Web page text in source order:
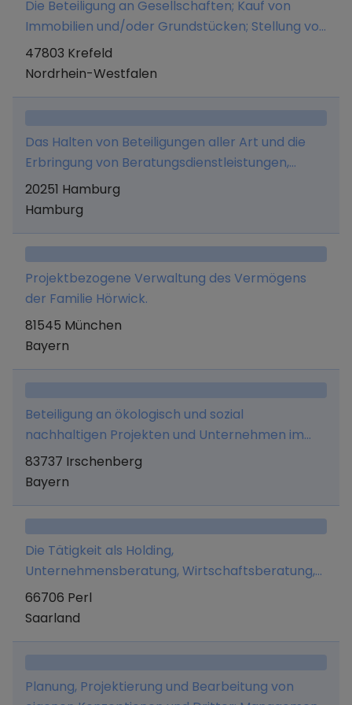
Die Beteiligung an Gesellschaften; Kauf von
Immobilien und/oder Grundstücken; Stellung von
Management- und Beratungsleistungen;
Verwaltungs- und
47803 Krefeld
Nordrhein-Westfalen
Das Halten von Beteiligungen aller Art und die
Erbringung von Beratungsdienstleistungen,
insbesondere im Bereich erneuerbarer Energien,
im eigenen Namen und auf eigene Rechnung.
20251 Hamburg
Hamburg
Projektbezogene Verwaltung des Vermögens
der Familie Hörwick.
81545 München
Bayern
Beteiligung an ökologisch und sozial
nachhaltigen Projekten und Unternehmen im
eigenen Namen und auf eigene Rechnung sowie
die Verwaltung von Marken und Patenten
83737 Irschenberg
Bayern
Die Tätigkeit als Holding,
Unternehmensberatung, Wirtschaftsberatung,
Verwaltung eigenen Vermögens, Marketing und
Managementaufgaben.
66706 Perl
Saarland
Planung, Projektierung und Bearbeitung von